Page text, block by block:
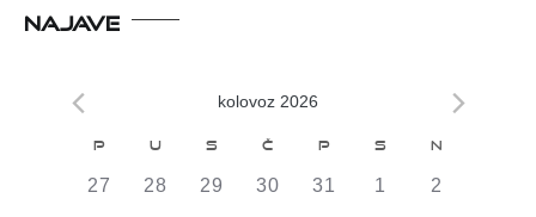
NAJAVE
kolovoz 2026
Kalendar
od
P U S Č P S N
0
27
0
28
0
29
0
30
0
31
0
1
0
2